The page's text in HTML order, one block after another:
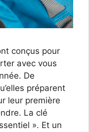
conçus pour
avec vous
De
préparent
leur première
La clé
». Et un